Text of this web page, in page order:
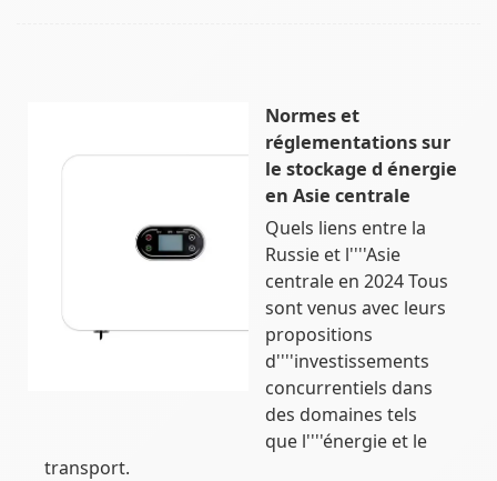
Normes et
réglementations sur
le stockage d énergie
en Asie centrale
Quels liens entre la
Russie et l''''Asie
centrale en 2024 Tous
sont venus avec leurs
propositions
d''''investissements
concurrentiels dans
des domaines tels
que l''''énergie et le
transport.